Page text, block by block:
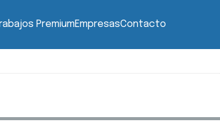
PremiumEmpresasContacto